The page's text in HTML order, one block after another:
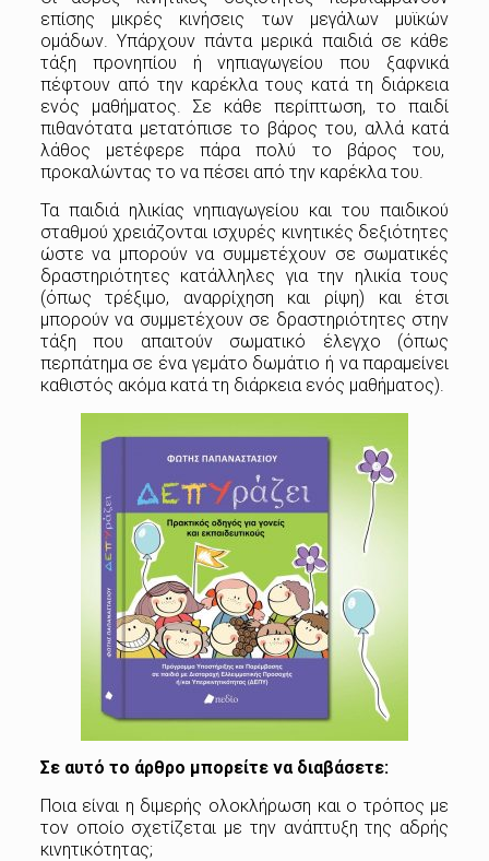
επίσης μικρές κινήσεις των μεγάλων μυϊκών
ομάδων. Υπάρχουν πάντα μερικά παιδιά σε κάθε
τάξη προνηπίου ή νηπιαγωγείου που ξαφνικά
πέφτουν από την καρέκλα τους κατά τη διάρκεια
ενός μαθήματος. Σε κάθε περίπτωση, το παιδί
πιθανότατα μετατόπισε το βάρος του, αλλά κατά
λάθος μετέφερε πάρα πολύ το βάρος του,
προκαλώντας το να πέσει από την καρέκλα του.
Τα παιδιά ηλικίας νηπιαγωγείου και του παιδικού
σταθμού χρειάζονται ισχυρές κινητικές δεξιότητες
ώστε να μπορούν να συμμετέχουν σε σωματικές
δραστηριότητες κατάλληλες για την ηλικία τους
(όπως τρέξιμο, αναρρίχηση και ρίψη) και έτσι
μπορούν να συμμετέχουν σε δραστηριότητες στην
τάξη που απαιτούν σωματικό έλεγχο (όπως
περπάτημα σε ένα γεμάτο δωμάτιο ή να παραμείνει
καθιστός ακόμα κατά τη διάρκεια ενός μαθήματος).
Σε αυτό το άρθρο μπορείτε να διαβάσετε:
Ποια είναι η διμερής ολοκλήρωση και ο τρόπος με
τον οποίο σχετίζεται με την ανάπτυξη της αδρής
κινητικότητας;